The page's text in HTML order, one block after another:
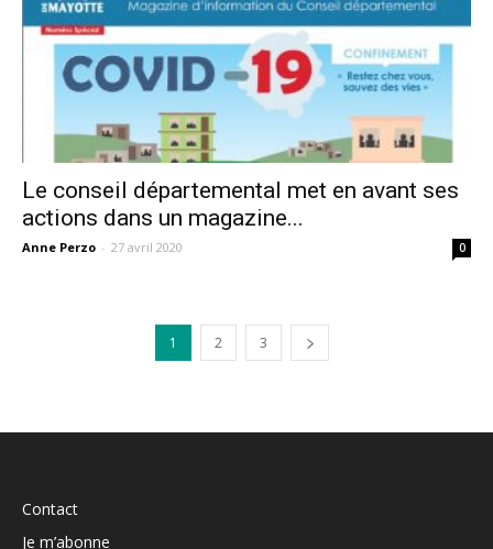
Le conseil départemental met en avant ses
actions dans un magazine...
Anne Perzo - 27 avril 2020 0
1 2 3
Contact
Je m’abonne